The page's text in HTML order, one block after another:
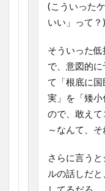
(こういった
いい」って？)
そういった
で、意図的
て「根底に
実」を「矮
ので、敢え
～なんて、
さらに言う
ルの話しだ